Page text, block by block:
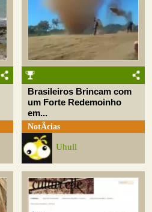
Brasileiros Brincam com
um Forte Redemoinho
em...
NotÃ­cias
Uhull